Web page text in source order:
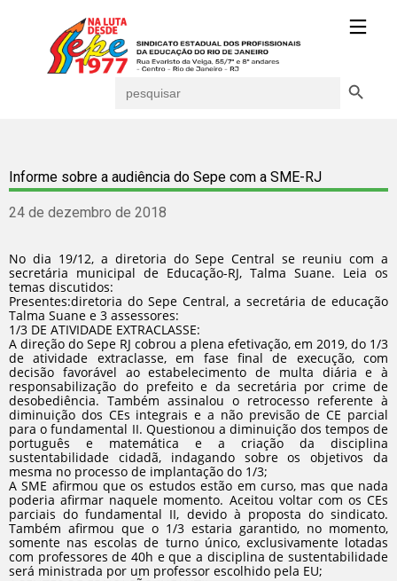
for:
Informe sobre a audiência do Sepe com a SME-RJ
24 de dezembro de 2018
No dia 19/12, a diretoria do Sepe Central se reuniu com a
secretária municipal de Educação-RJ, Talma Suane. Leia os
temas discutidos:
Presentes:diretoria do Sepe Central, a secretária de educação
Talma Suane e 3 assessores:
1/3 DE ATIVIDADE EXTRACLASSE:
A direção do Sepe RJ cobrou a plena efetivação, em 2019, do 1/3
de atividade extraclasse, em fase final de execução, com
decisão favorável ao estabelecimento de multa diária e à
responsabilização do prefeito e da secretária por crime de
desobediência. Também assinalou o retrocesso referente à
diminuição dos CEs integrais e a não previsão de CE parcial
para o fundamental II. Questionou a diminuição dos tempos de
português e matemática e a criação da disciplina
sustentabilidade cidadã, indagando sobre os objetivos da
mesma no processo de implantação do 1/3;
A SME afirmou que os estudos estão em curso, mas que nada
poderia afirmar naquele momento. Aceitou voltar com os CEs
parciais do fundamental II, devido à proposta do sindicato.
Também afirmou que o 1/3 estaria garantido, no momento,
somente nas escolas de turno único, exclusivamente lotadas
com professores de 40h e que a disciplina de sustentabilidade
será ministrada por um professor escolhido pela EU;